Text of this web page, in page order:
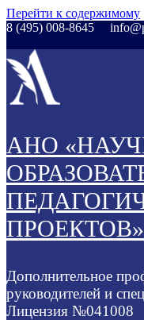
Перейти к содержимому
8 (495) 008-8645
АНО
ПРОЕКТОВ»
Дополнительное
руководителей и
Лицензия №041008